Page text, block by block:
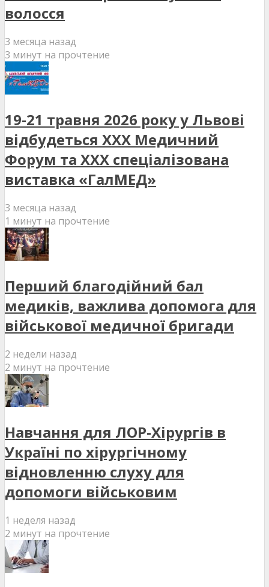
волосся
3 месяца назад
3 минут на прочтение
19-21 травня 2026 року у Львові
відбудеться XXX Медичний
Форум та XXX спеціалізована
виставка «ГалМЕД»
3 месяца назад
1 минут на прочтение
Перший благодійний бал
медиків, важлива допомога для
військової медичної бригади
2 недели назад
2 минут на прочтение
Навчання для ЛОР-Хірургів в
Україні по хірургічному
відновленню слуху для
допомоги військовим
1 неделя назад
2 минут на прочтение